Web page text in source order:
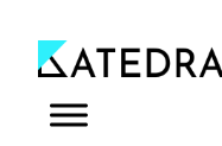
edukira